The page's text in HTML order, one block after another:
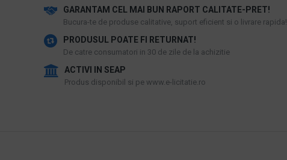
GARANTAM CEL MAI BUN RAPORT CALITATE-PRET!
​Bucura-te de produse calitative, suport eficient si o livrare rapida!
PRODUSUL POATE FI RETURNAT!
De catre consumatori in 30 de zile de la achizitie
ACTIVI IN SEAP
Produs disponibil si pe www.e-licitatie.ro